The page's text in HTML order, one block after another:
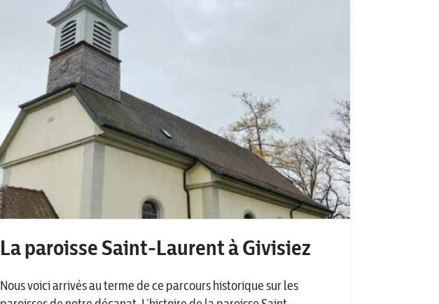
La paroisse Saint-Laurent à Givisiez
Nous voici arrivés au terme de ce parcours historique sur les